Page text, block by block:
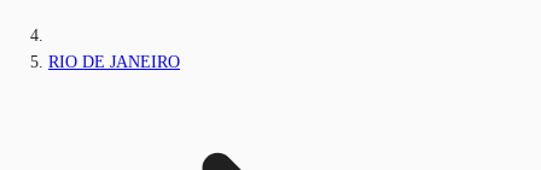
RIO DE JANEIRO